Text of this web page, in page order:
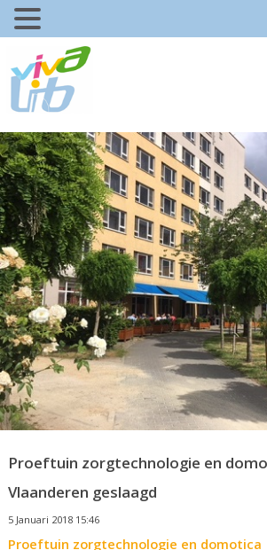
Proeftuin zorgtechnologie en
Vlaanderen geslaagd
5 Januari 2018 15:46
Proeftuin zorgtechnologie en domotica